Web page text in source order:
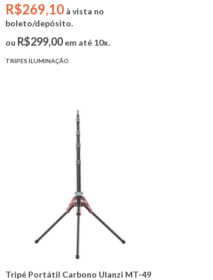
R$269,10 à vista no
boleto/depósito.
ou R$299,00em até 10x.
TRIPES ILUMINAÇÃO
Tripé Portátil Carbono Ulanzi MT-49